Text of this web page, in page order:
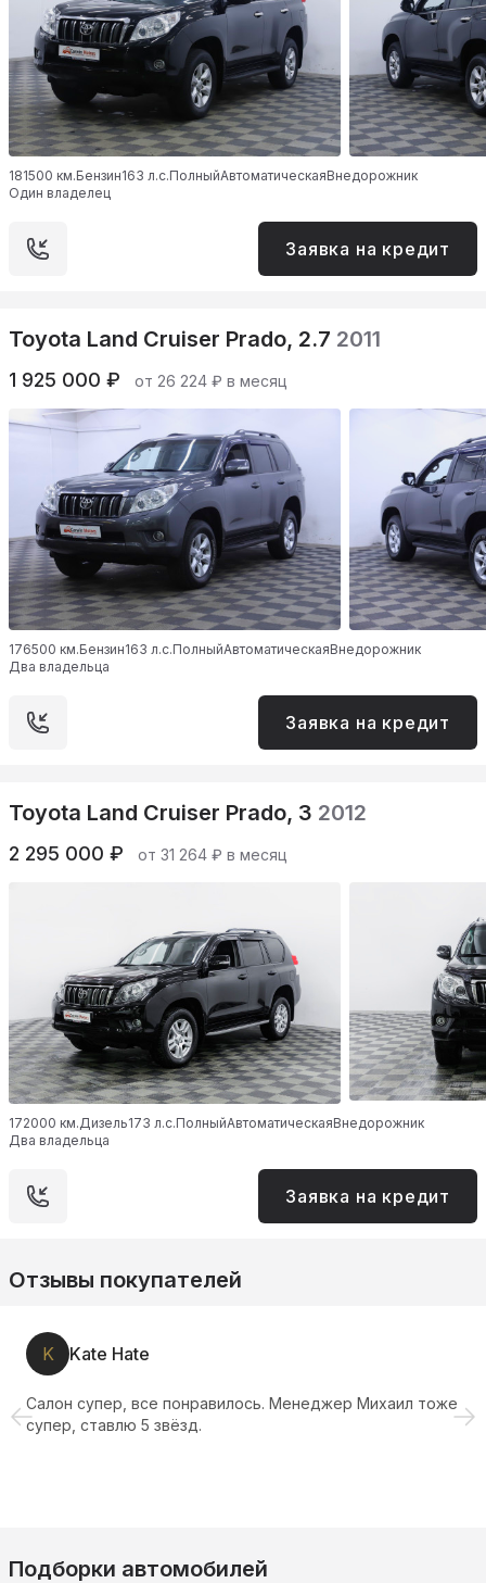
181500 км.Бензин163 л.с.ПолныйАвтоматическаяВнедорожник
Один владелец
Заявка на кредит
Toyota Land Cruiser Prado, 2.7 2011
1 925 000 ₽ от 26 224 ₽ в месяц
176500 км.Бензин163 л.с.ПолныйАвтоматическаяВнедорожник
Два владельца
Заявка на кредит
Toyota Land Cruiser Prado, 3 2012
2 295 000 ₽ от 31 264 ₽ в месяц
172000 км. Дизель173 л.с.ПолныйАвтоматическаяВнедорожник
Два владельца
Заявка на кредит
Отзывы покупателей
K Kate Hate
Салон супер, все понравилось. Менеджер Михаил тоже
супер, ставлю 5 звёзд.
Подборки автомобилей